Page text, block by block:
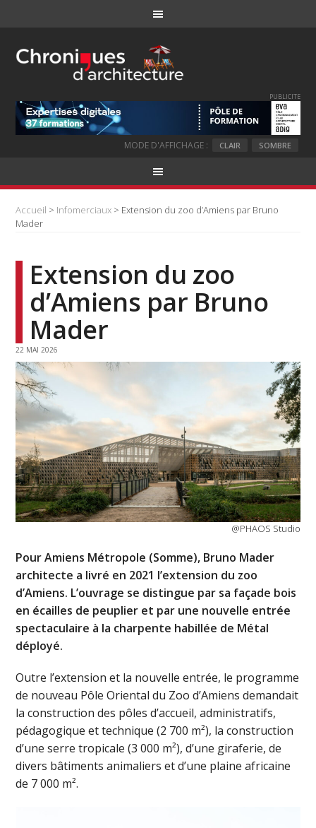
PUBLICITE
MODE D'AFFICHAGE : CLAIR SOMBRE
Accueil > Infomerciaux > Extension du zoo d’Amiens par Bruno
Mader
Extension du zoo
d’Amiens par Bruno
Mader
22 MAI 2026
@PHAOS Studio
Pour Amiens Métropole (Somme), Bruno Mader
architecte a livré en 2021 l’extension du zoo
d’Amiens. L’ouvrage se distingue par sa façade bois
en écailles de peuplier et par une nouvelle entrée
spectaculaire à la charpente habillée de Métal
déployé.
Outre l’extension et la nouvelle entrée, le programme
de nouveau Pôle Oriental du Zoo d’Amiens demandait
la construction des pôles d’accueil, administratifs,
pédagogique et technique (2 700 m²), la construction
d’une serre tropicale (3 000 m²), d’une giraferie, de
divers bâtiments animaliers et d’une plaine africaine
de 7 000 m².